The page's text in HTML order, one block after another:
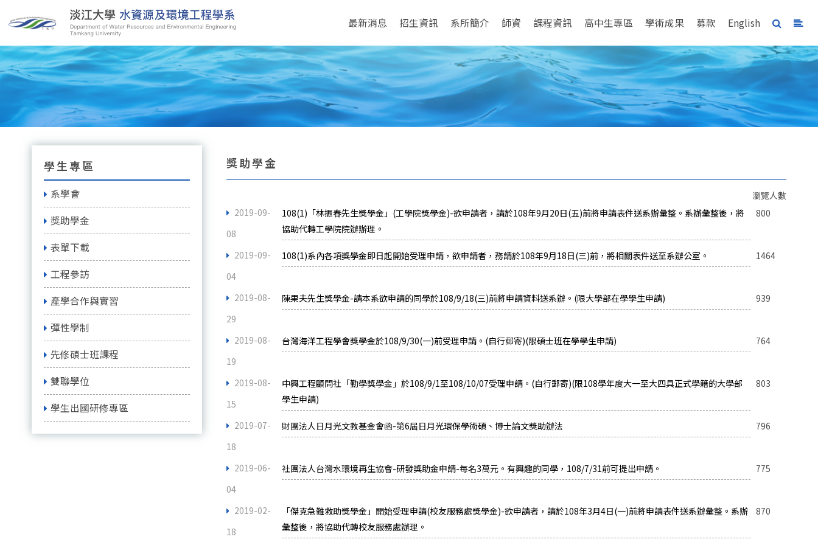
最新消息 招生資訊 系所簡介 師資 課程資訊 高中生專區 學術成果 募款 English
學生專區
系學會
獎助學金
表單下載
工程參訪
產學合作與實習
彈性學制
先修碩士班課程
雙聯學位
學生出國研修專區
獎助學金
瀏覽人數
2019-09-
08
108(1)「林振春先生獎學金」(工學院獎學金)-欲申請者，請於108年9月20日(五)前將申請表件送系辦彙整。系辦彙整後，將
協助代轉工學院院辦辦理。
800
2019-09-
04
108(1)系內各項獎學金即日起開始受理申請，欲申請者，務請於108年9月18日(三)前，將相關表件送至系辦公室。 1464
2019-08-
29
陳果夫先生獎學金-請本系欲申請的同學於108/9/18(三)前將申請資料送系辦。(限大學部在學學生申請) 939
2019-08-
19
台灣海洋工程學會獎學金於108/9/30(一)前受理申請。(自行郵寄)(限碩士班在學學生申請) 764
2019-08-
15
中興工程顧問社「勤學獎學金」於108/9/1至108/10/07受理申請。(自行郵寄)(限108學年度大一至大四具正式學籍的大學部
學生申請)
803
2019-07-
18
財團法人日月光文教基金會函-第6屆日月光環保學術碩、博士論文獎助辦法 796
2019-06-
04
社團法人台灣水環境再生協會-研發獎助金申請-每名3萬元。有興趣的同學，108/7/31前可提出申請。 775
2019-02-
18
「傑克急難救助獎學金」開始受理申請(校友服務處獎學金)-欲申請者，請於108年3月4日(一)前將申請表件送系辦彙整。系辦
彙整後，將協助代轉校友服務處辦理。
870